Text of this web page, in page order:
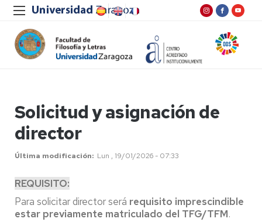
Solicitud y asignación de
director
Última modificación Lun , 19/01/2026 - 07:33
REQUISITO:
Para solicitar director será requisito imprescindible
estar previamente matriculado del TFG/TFM.